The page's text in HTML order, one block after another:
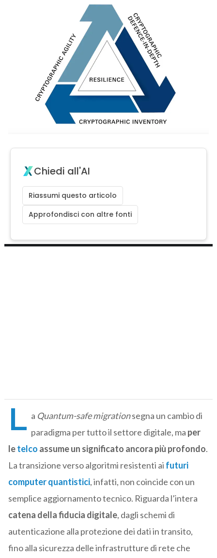
Chiedi all'AI
Riassumi questo articolo
Approfondisci con altre fonti
L a Quantum-safe migrationsegna un cambio di
paradigma per tutto il settore digitale, ma per
letelco assume un significato ancora più profondo.
La transizione verso algoritmi resistenti ai futuri
computer quantistici, infatti, non coincide con un
semplice aggiornamento tecnico. Riguarda l’intera
catena della fiducia digitale, dagli schemi di
autenticazione alla protezione dei dati in transito,
fino alla sicurezza delle infrastrutture di rete che